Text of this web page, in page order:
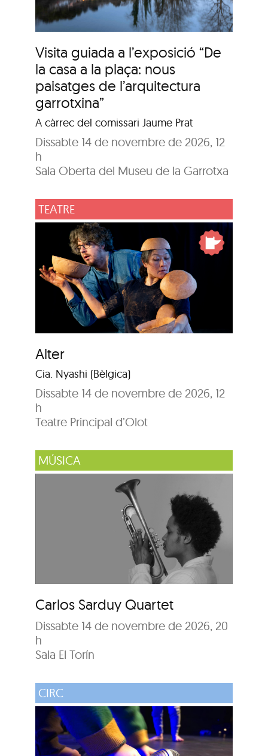
Visita guiada a l’exposició “De
la casa a la plaça: nous
paisatges de l’arquitectura
garrotxina”
A càrrec del comissari Jaume Prat
Dissabte 14 de novembre de 2026, 12
h
Sala Oberta del Museu de la Garrotxa
TEATRE
Alter
Cia. Nyashi (Bèlgica)
Dissabte 14 de novembre de 2026, 12
h
Teatre Principal d’Olot
MÚSICA
Carlos Sarduy Quartet
Dissabte 14 de novembre de 2026, 20
h
Sala El Torín
CIRC